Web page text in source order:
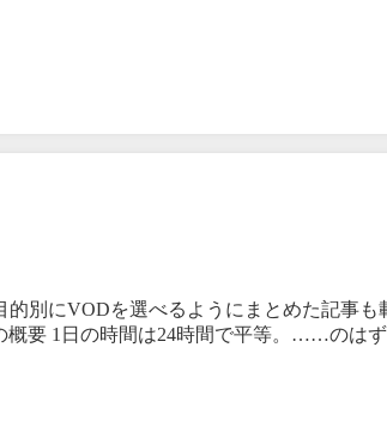
別にVODを選べるようにまとめた記事も
概要 1日の時間は24時間で平等。……のは